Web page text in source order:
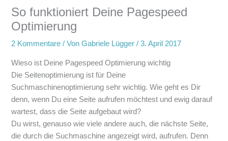
So funktioniert Deine Pagespeed
Optimierung
2 Kommentare / VonGabriele Lügger/3. April 2017
Wieso ist Deine Pagespeed Optimierung wichtig
Die Seitenoptimierung ist für Deine
Suchmaschinenoptimierung sehr wichtig. Wie geht es Dir
denn, wenn Du eine Seite aufrufen möchtest und ewig darauf
wartest, dass die Seite aufgebaut wird?
Du wirst, genauso wie viele andere auch, die nächste Seite,
die durch die Suchmaschine angezeigt wird, aufrufen. Denn